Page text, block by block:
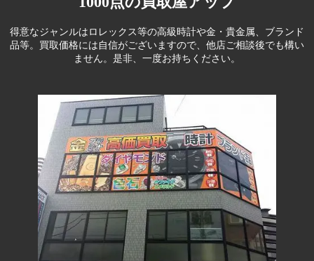
得意なジャンルはロレックス等の高級時計や金・貴金属、ブランド
品等。 買取価格には自信がございますので、他店ご相談後でも構い
ません。是非、一度お持ちください。